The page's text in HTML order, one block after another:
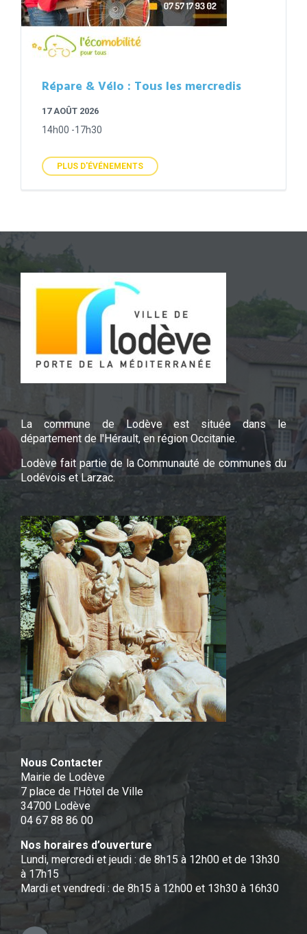
Répare & Vélo : Tous les mercredis
17 AOÛT 2026
14h00 -17h30
PLUS D'ÉVÉNEMENTS
La commune de Lodève est située dans le
département de l'Hérault, en région Occitanie.
Lodève fait partie de la Communauté de communes du
Lodévois et Larzac.
Nous Contacter
Mairie de Lodève
7 place de l'Hôtel de Ville
34700 Lodève
04 67 88 86 00
Nos horaires d’ouverture
Lundi, mercredi et jeudi : de 8h15 à 12h00 et de 13h30
à 17h15
Mardi et vendredi : de 8h15 à 12h00 et 13h30 à 16h30